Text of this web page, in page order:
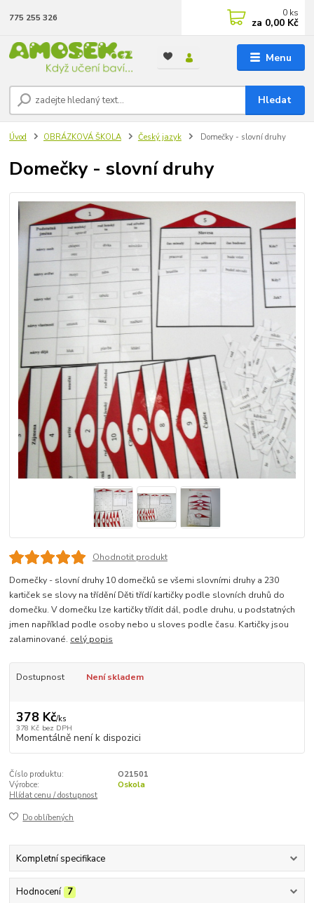
Menu
Hledat
775 255 326 0 ks
za 0,00 Kč
Úvod OBRÁZKOVÁ ŠKOLA Český jazyk Domečky - slovní druhy
Domečky - slovní druhy
Ohodnotit produkt
Domečky - slovní druhy 10 domečků se všemi slovními druhy a 230
kartiček se slovy na třídění Děti třídí kartičky podle slovních druhů do
domečku. V domečku lze kartičky třídit dál, podle druhu, u podstatných
jmen například podle osoby nebo u sloves podle času. Kartičky jsou
zalaminované. celý popis
Dostupnost Není skladem
378 Kč/ks
378 Kč bez DPH
Momentálně není k dispozici
Číslo produktu:
O21501
Výrobce:
Oskola
Hlídat cenu / dostupnost
Do oblíbených
Kompletní specifikace
Hodnocení 7